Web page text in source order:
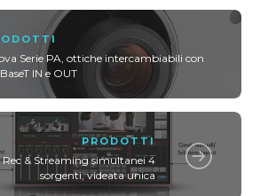
Serie PA, ottiche intercambiabili con
IN e OUT
PRODOTTI
Rec & Streaming simultanei 4
sorgenti, videata unica